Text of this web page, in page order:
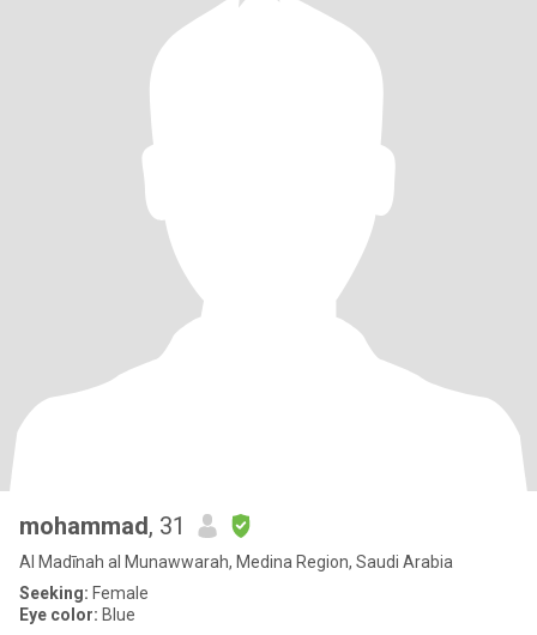
mohammad, 31
Al Madīnah al Munawwarah, Medina Region, Saudi Arabia
Seeking: Female
Eye color: Blue